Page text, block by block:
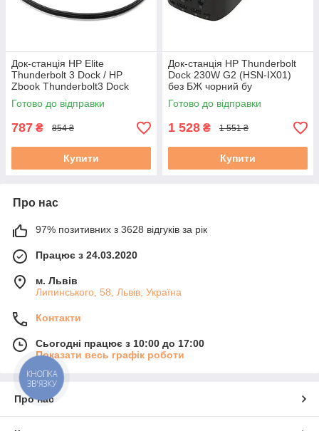
Док-станція HP Elite
Thunderbolt 3 Dock / HP
Zbook Thunderbolt3 Dock
(HSTNN-CX01) сірий без БЖ
бу
Готово до відправки
787 ₴ 854 ₴
Купити
Док-станція HP Thunderbolt
Dock 230W G2 (HSN-IX01)
без БЖ чорний бу
Готово до відправки
1 528 ₴ 1 551 ₴
Купити
Про нас
97% позитивних з 3628 відгуків за рік
Працює з 24.03.2020
м. Львів
Липинського, 58, Львів, Україна
Контакти
Сьогодні працює з 10:00 до 17:00
Показати весь графік роботи
Про нас
КНОПКА
ЗВ'ЯЗКУ